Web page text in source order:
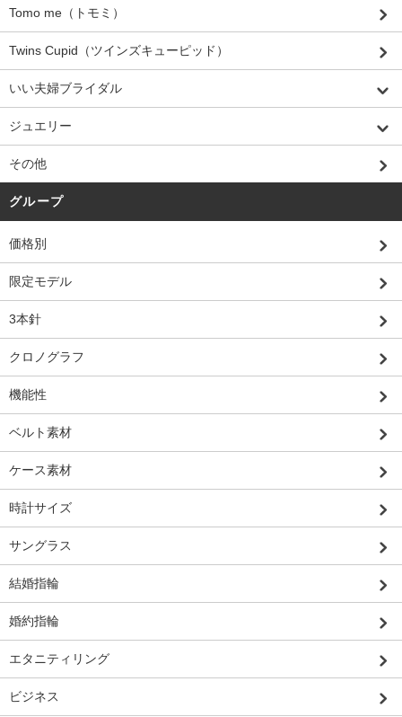
Tomo me（トモミ）
Twins Cupid（ツインズキューピッド）
いい夫婦ブライダル
ジュエリー
その他
グループ
価格別
限定モデル
3本針
クロノグラフ
機能性
ベルト素材
ケース素材
時計サイズ
サングラス
結婚指輪
婚約指輪
エタニティリング
ビジネス